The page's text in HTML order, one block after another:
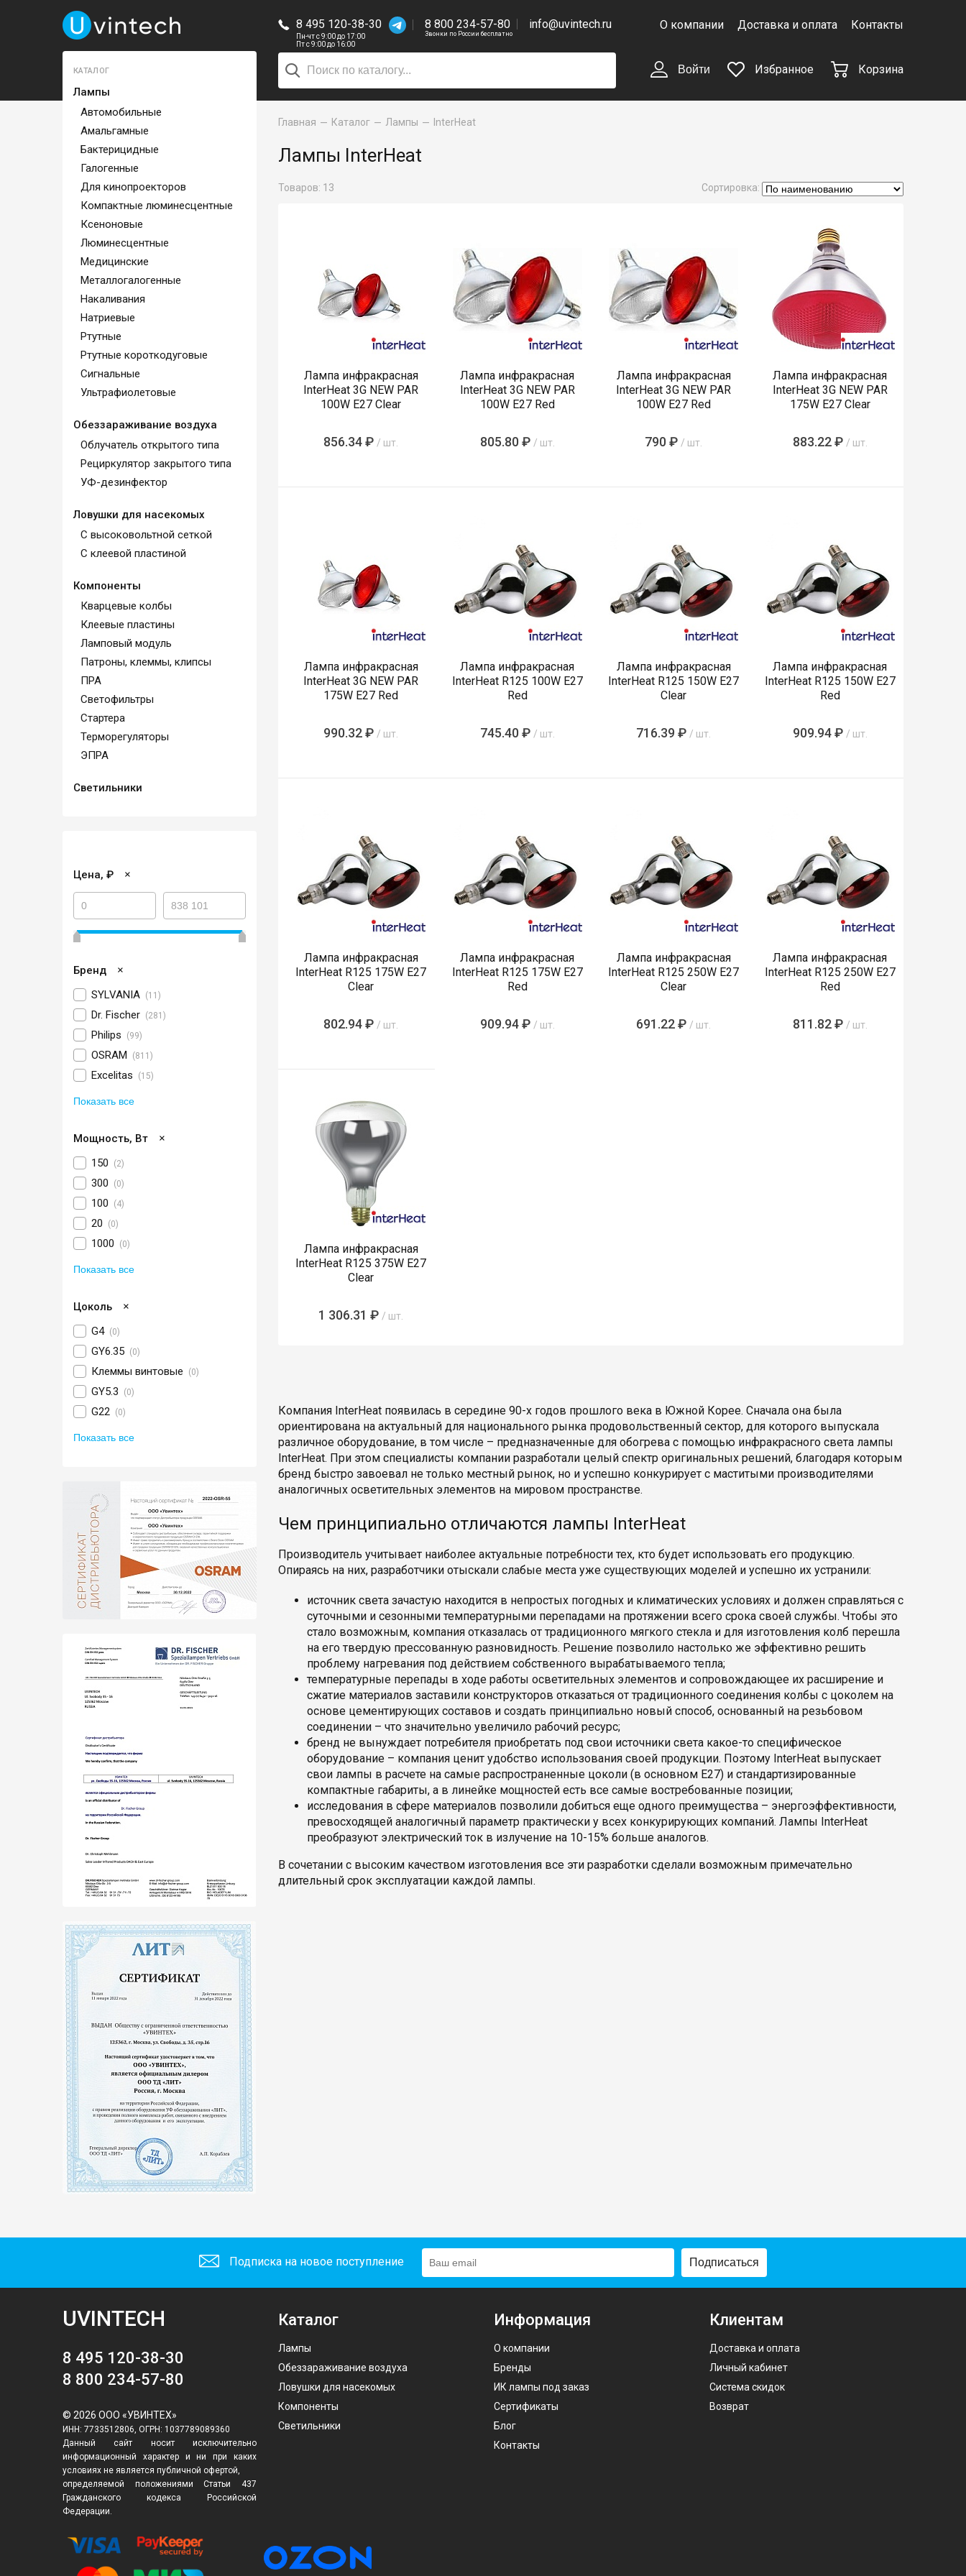
8 495 120-38-30
Пн-чт с 9:00 до 17:00
Пт с 9:00 до 16:00
8 800 234-57-80
Звонки по России бесплатно
info@uvintech.ru О компании Доставка и оплата Контакты
Войти Избранное Корзина
Главная Каталог Лампы InterHeat
КАТАЛОГ
Лампы
Автомобильные
Амальгамные
Бактерицидные
Галогенные
Для кинопроекторов
Компактные люминесцентные
Ксеноновые
Люминесцентные
Медицинские
Металлогалогенные
Накаливания
Натриевые
Ртутные
Ртутные короткодуговые
Сигнальные
Ультрафиолетовые
Обеззараживание воздуха
Облучатель открытого типа
Рециркулятор закрытого типа
УФ-дезинфектор
Ловушки для насекомых
С высоковольтной сеткой
С клеевой пластиной
Компоненты
Кварцевые колбы
Клеевые пластины
Ламповый модуль
Патроны, клеммы, клипсы
ПРА
Светофильтры
Стартера
Терморегуляторы
ЭПРА
Светильники
Цена, ₽ ×
Бренд ×
SYLVANIA (11)
Dr. Fischer (281)
Philips (99)
OSRAM (811)
Excelitas (15)
Показать все
Мощность, Вт ×
150 (2)
300 (0)
100 (4)
20 (0)
1000 (0)
Показать все
Цоколь ×
G4 (0)
GY6.35 (0)
Клеммы винтовые (0)
GY5.3 (0)
G22 (0)
Показать все
Лампы InterHeat
Товаров: 13 Сортировка:
Лампа инфракрасная
InterHeat 3G NEW PAR
100W E27 Clear
856.34 ₽ / шт.
Лампа инфракрасная
InterHeat 3G NEW PAR
100W E27 Red
805.80 ₽ / шт.
Лампа инфракрасная
InterHeat 3G NEW PAR
100W E27 Red
790 ₽ / шт.
Лампа инфракрасная
InterHeat 3G NEW PAR
175W E27 Clear
883.22 ₽ / шт.
Лампа инфракрасная
InterHeat 3G NEW PAR
175W E27 Red
990.32 ₽ / шт.
Лампа инфракрасная
InterHeat R125 100W E27
Red
745.40 ₽ / шт.
Лампа инфракрасная
InterHeat R125 150W E27
Clear
716.39 ₽ / шт.
Лампа инфракрасная
InterHeat R125 150W E27
Red
909.94 ₽ / шт.
Лампа инфракрасная
InterHeat R125 175W E27
Clear
802.94 ₽ / шт.
Лампа инфракрасная
InterHeat R125 175W E27
Red
909.94 ₽ / шт.
Лампа инфракрасная
InterHeat R125 250W E27
Clear
691.22 ₽ / шт.
Лампа инфракрасная
InterHeat R125 250W E27
Red
811.82 ₽ / шт.
Лампа инфракрасная
InterHeat R125 375W E27
Clear
1 306.31 ₽ / шт.
Компания InterHeat появилась в середине 90-х годов прошлого века в Южной Корее. Сначала она была
ориентирована на актуальный для национального рынка продовольственный сектор, для которого выпускала
различное оборудование, в том числе – предназначенные для обогрева с помощью инфракрасного света лампы
InterHeat. При этом специалисты компании разработали целый спектр оригинальных решений, благодаря которым
бренд быстро завоевал не только местный рынок, но и успешно конкурирует с маститыми производителями
аналогичных осветительных элементов на мировом пространстве.
Чем принципиально отличаются лампы InterHeat
Производитель учитывает наиболее актуальные потребности тех, кто будет использовать его продукцию.
Опираясь на них, разработчики отыскали слабые места уже существующих моделей и успешно их устранили:
источник света зачастую находится в непростых погодных и климатических условиях и должен справляться с
суточными и сезонными температурными перепадами на протяжении всего срока своей службы. Чтобы это
стало возможным, компания отказалась от традиционного мягкого стекла и для изготовления колб перешла
на его твердую прессованную разновидность. Решение позволило настолько же эффективно решить
проблему нагревания под действием собственного вырабатываемого тепла;
температурные перепады в ходе работы осветительных элементов и сопровождающее их расширение и
сжатие материалов заставили конструкторов отказаться от традиционного соединения колбы с цоколем на
основе цементирующих составов и создать принципиально новый способ, основанный на резьбовом
соединении – что значительно увеличило рабочий ресурс;
бренд не вынуждает потребителя приобретать под свои источники света какое-то специфическое
оборудование – компания ценит удобство использования своей продукции. Поэтому InterHeat выпускает
свои лампы в расчете на самые распространенные цоколи (в основном Е27) и стандартизированные
компактные габариты, а в линейке мощностей есть все самые востребованные позиции;
исследования в сфере материалов позволили добиться еще одного преимущества – энергоэффективности,
превосходящей аналогичный параметр практически у всех конкурирующих компаний. Лампы InterHeat
преобразуют электрический ток в излучение на 10-15% больше аналогов.
В сочетании с высоким качеством изготовления все эти разработки сделали возможным примечательно
длительный срок эксплуатации каждой лампы.
Подписка на новое поступление Подписаться
UVINTECH
8 495 120-38-30
8 800 234-57-80
© 2026 ООО «УВИНТЕХ»
ИНН: 7733512806, ОГРН: 1037789089360
Данный сайт носит исключительно
информационный характер и ни при каких
условиях не является публичной офертой,
определяемой положениями Статьи 437
Гражданского кодекса Российской
Федерации.
Каталог
Лампы
Обеззараживание воздуха
Ловушки для насекомых
Компоненты
Светильники
Информация
О компании
Бренды
ИК лампы под заказ
Сертификаты
Блог
Контакты
Клиентам
Доставка и оплата
Личный кабинет
Система скидок
Возврат